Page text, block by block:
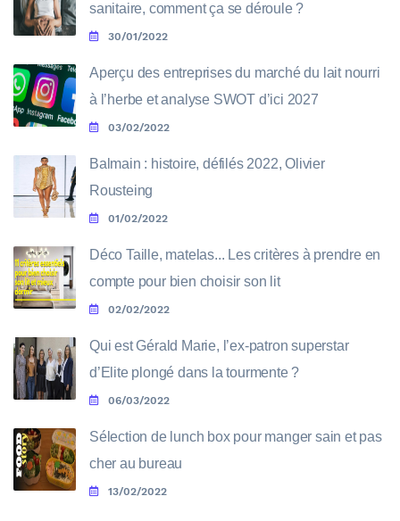
sanitaire, comment ça se déroule ?
30/01/2022
Aperçu des entreprises du marché du lait nourri
à l’herbe et analyse SWOT d’ici 2027
03/02/2022
Balmain : histoire, défilés 2022, Olivier
Rousteing
01/02/2022
Déco Taille, matelas... Les critères à prendre en
compte pour bien choisir son lit
02/02/2022
Qui est Gérald Marie, l’ex-patron superstar
d’Elite plongé dans la tourmente ?
06/03/2022
Sélection de lunch box pour manger sain et pas
cher au bureau
13/02/2022